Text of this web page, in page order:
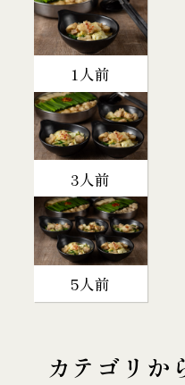
1人前
3人前
5人前
カテゴリか